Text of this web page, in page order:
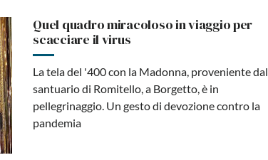
Quel quadro miracoloso in viaggio per
scacciare il virus
La tela del '400 con la Madonna, proveniente dal
santuario di Romitello, a Borgetto, è in
pellegrinaggio. Un gesto di devozione contro la
pandemia